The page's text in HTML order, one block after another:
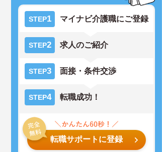
STEP1 マイナビ介護職にご登録
STEP2 求人のご紹介
STEP3 面接・条件交渉
STEP4 転職成功！
転職サポートに登録